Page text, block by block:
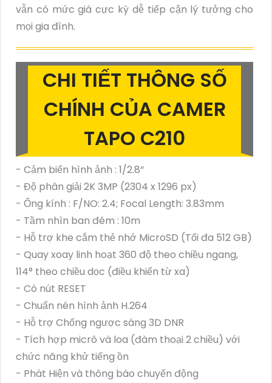
vẫn có mức giá cực kỳ dễ tiếp cận lý tưởng cho
mọi gia đình.
CHI TIẾT THÔNG SỐ
CHÍNH CỦA CAMER
TAPO C210
- Cảm biến hình ảnh : 1/2.8“
- Độ phân giải 2K 3MP (2304 x 1296 px)
- Ống kính : F/NO: 2.4; Focal Length: 3.83mm
- Tầm nhìn ban đêm : 10m
- Hỗ trợ khe cắm thẻ nhớ MicroSD (Tối đa 512 GB)
- Quay xoay linh hoạt 360 độ theo chiều ngang,
114° theo chiều dọc (điều khiển từ xa)
- Có nút RESET
- Chuẩn nén hình ảnh H.264
- Hỗ trợ Chống ngược sáng 3D DNR
- Tích hợp micrô và loa (đàm thoại 2 chiều) với
chức năng khử tiếng ồn
- Phát Hiện và thông báo chuyển động